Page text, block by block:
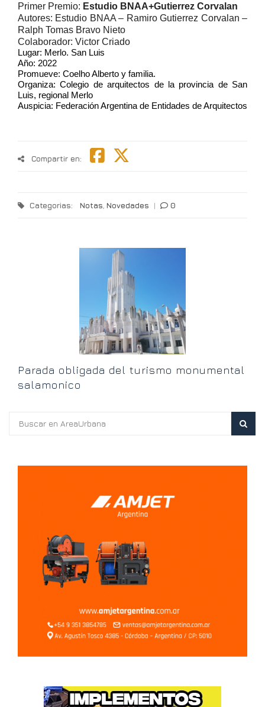
Primer Premio: Estudio BNAA+Gutierrez Corvalan
Autores: Estudio BNAA – Ramiro Gutierrez Corvalan –
Ralph Tomas Bravo Nieto
Colaborador: Victor Criado
Lugar: Merlo. San Luis
Año: 2022
Promueve: Coelho Alberto y familia.
Organiza: Colegio de arquitectos de la provincia de San
Luis, regional Merlo
Auspicia: Federación Argentina de Entidades de Arquitectos
Compartir en:
Categorias: Notas Novedades | 0
Parada obligada del turismo monumental
salamonico